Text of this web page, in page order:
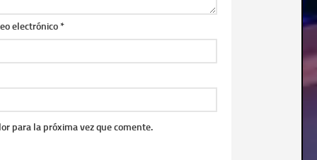
electrónico*
para la próxima vez que comente.